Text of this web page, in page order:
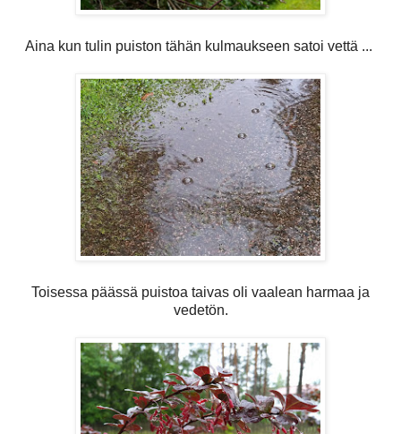
Aina kun tulin puiston tähän kulmaukseen satoi vettä ...
Toisessa päässä puistoa taivas oli vaalean harmaa ja
vedetön.